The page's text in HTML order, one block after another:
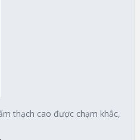
thạch cao được chạm khắc,